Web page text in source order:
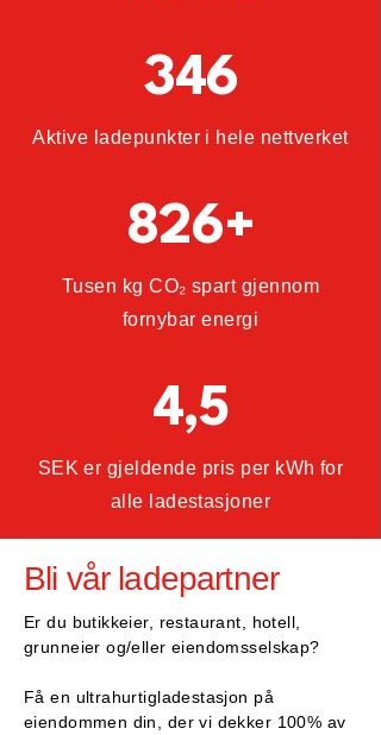
346
Aktive ladepunkter i hele nettverket
826+
Tusen kg CO₂ spart gjennom
fornybar energi
4,5
SEK er gjeldende pris per kWh for
alle ladestasjoner
Bli vår ladepartner
Er du butikkeier, restaurant, hotell,
grunneier og/eller eiendomsselskap?
Få en ultrahurtigladestasjon på
eiendommen din, der vi dekker 100% av